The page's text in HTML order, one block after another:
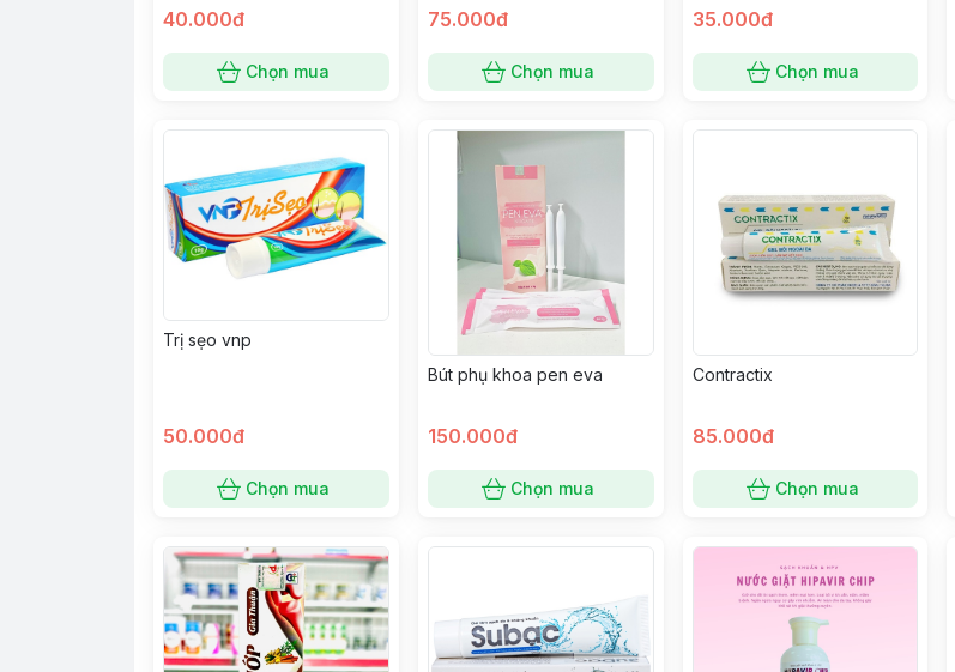
40.000đ
Chọn mua
75.000đ
Chọn mua
35.000đ
Chọn mua
Trị sẹo vnp
50.000đ
Chọn mua
Bút phụ khoa pen eva
150.000đ
Chọn mua
Contractix
85.000đ
Chọn mua